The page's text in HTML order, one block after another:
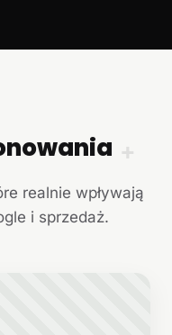
+
realnie wpływają
i sprzedaż.